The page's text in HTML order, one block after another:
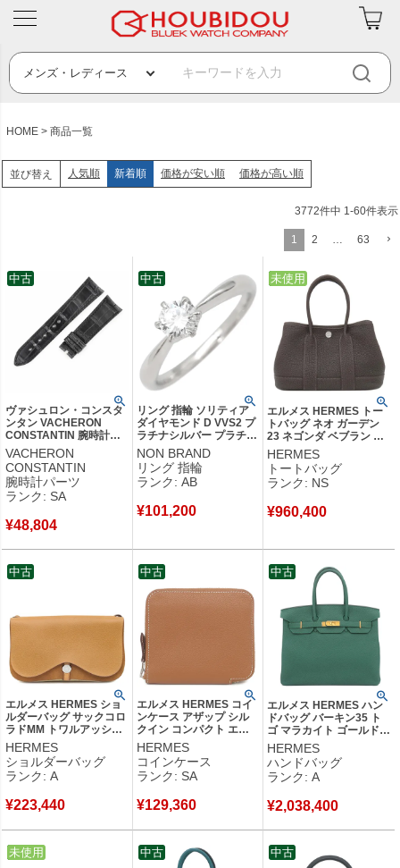
HOME 商品一覧
並び替え 人気順 新着順 価格が安い順 価格が高い順
3772件中 1-60件表示
1 2 … 63
ヴァシュロン・コンスタ
ンタン VACHERON
CONSTANTIN 腕時計パ
ーツ 純正 クロコバンド
クロコダイル ブラック
新品同様 替え ベルト ス
トラップ 19ｍｍ ブラッ
ク 黒 【中古】新品同様
VACHERON
CONSTANTIN
腕時計パーツ
ランク: SA
¥48,804
中古
リング 指輪 ソリティア
ダイヤモンド D VVS2 プ
ラチナシルバー プラチナ
Pt900 1P 1石 1粒 6本立
爪 エンゲージ ブライダ
ル 9号 【中古】中古品
NON BRAND
リング 指輪
ランク: AB
¥101,200
中古
エルメス HERMES トー
トバッグ ネオ ガーデン
23 ネゴンダ ベブラン シ
ルバー金具 新品 未使用
茶 オールレザー 2026年
製 G 【箱】 【中古】未使
用保管品
HERMES
トートバッグ
ランク: NS
¥960,400
中古
未使用
エルメス HERMES ショ
ルダーバッグ サックコロ
ラドMM トワルアッシュ
ヴァッシュリエジェ ナチ
ュラル シルバー金具 ワ
ンショルダー ソルド品 □I
【保存袋】 【中古】中古
HERMES
ショルダーバッグ
ランク: A
¥223,440
中古
エルメス HERMES コイ
ンケース アザップ シル
クイン コンパクト エバ
ーカラー ゴールド シル
バー金具 茶 2024年製 W
【箱】 【中古】新品同様
品
HERMES
コインケース
ランク: SA
¥129,360
中古
エルメス HERMES ハン
ドバッグ バーキン35 ト
ゴ マラカイト ゴールド金
具 緑 C 【箱】 【中古】
中古美品
HERMES
ハンドバッグ
ランク: A
¥2,038,400
中古
中古
未使用 中古 中古